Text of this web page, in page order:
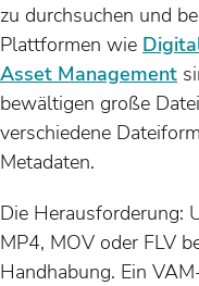
zu durchsuchen und
Plattformen wie
Asset Management
bewältigen große
verschiedene
Metadaten.
Die Herausforderung:
MP4, MOV oder FLV
Handhabung. Ein